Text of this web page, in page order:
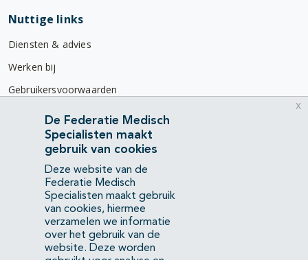
Nuttige links
Diensten & advies
Werken bij
Gebruikersvoorwaarden
Privacyverklaring
Contact
Mercatorlaan 1200
3528 BL Utrecht
(088) 505 34 34
info@richtlijnendatabase.nl
De Federatie Medisch
Specialisten maakt
gebruik van cookies
Deze website van de
Federatie Medisch
Specialisten maakt gebruik
van cookies, hiermee
verzamelen we informatie
over het gebruik van de
website. Deze worden
x